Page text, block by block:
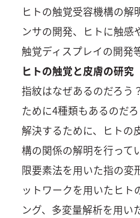
ヒトの触覚受容機構の解
ンサの開発、ヒトに触感
触覚ディスプレイの開発
ヒトの触覚と皮膚の研究
指紋はなぜあるのだろ
ために4種類もあるのだ
解決するために、ヒトの
構の関係の解明を行って
限要素法を用いた指の変
ットワークを用いたヒト
ング、多変量解析を用い